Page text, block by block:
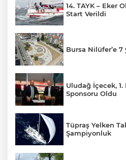
14. TAYK – Eker
Start Verildi
Bursa Nilüfer’e 7
Uludağ İçecek, 1.
Sponsoru Oldu
Tüpraş Yelken
Şampiyonluk